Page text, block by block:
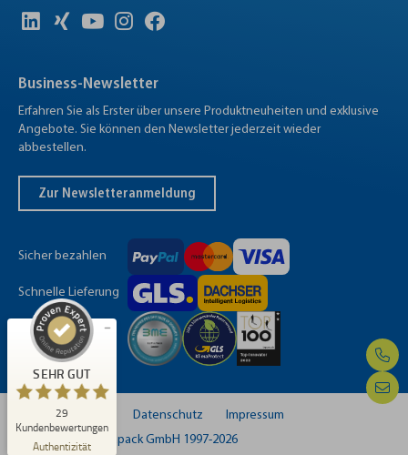
Business-Newsletter
Erfahren Sie als Erster über unsere Produktneuheiten und exklusive
Angebote. Sie können den Newsletter jederzeit wieder
abbestellen.
Zur Newsletteranmeldung
Sicher bezahlen
Schnelle Lieferung
Verlässlicher
Partner
© Copyright Kemapack GmbH 1997-2026
Versand Datenschutz Impressum
SEHR GUT
29
Kundenbewertungen
Authentizität
Kundenbewertungen und Erfahrungen zu
Kemapack
SEHR GUT
4,81
/
5,00
29
Bewertungen von
2
Blick aufs ProvenExpert-Profil werfen
02.07.2026